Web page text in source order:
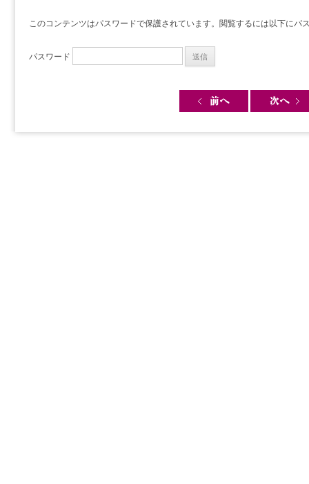
このコンテンツはパスワードで保護されています。閲覧するには以下にパ
パスワード